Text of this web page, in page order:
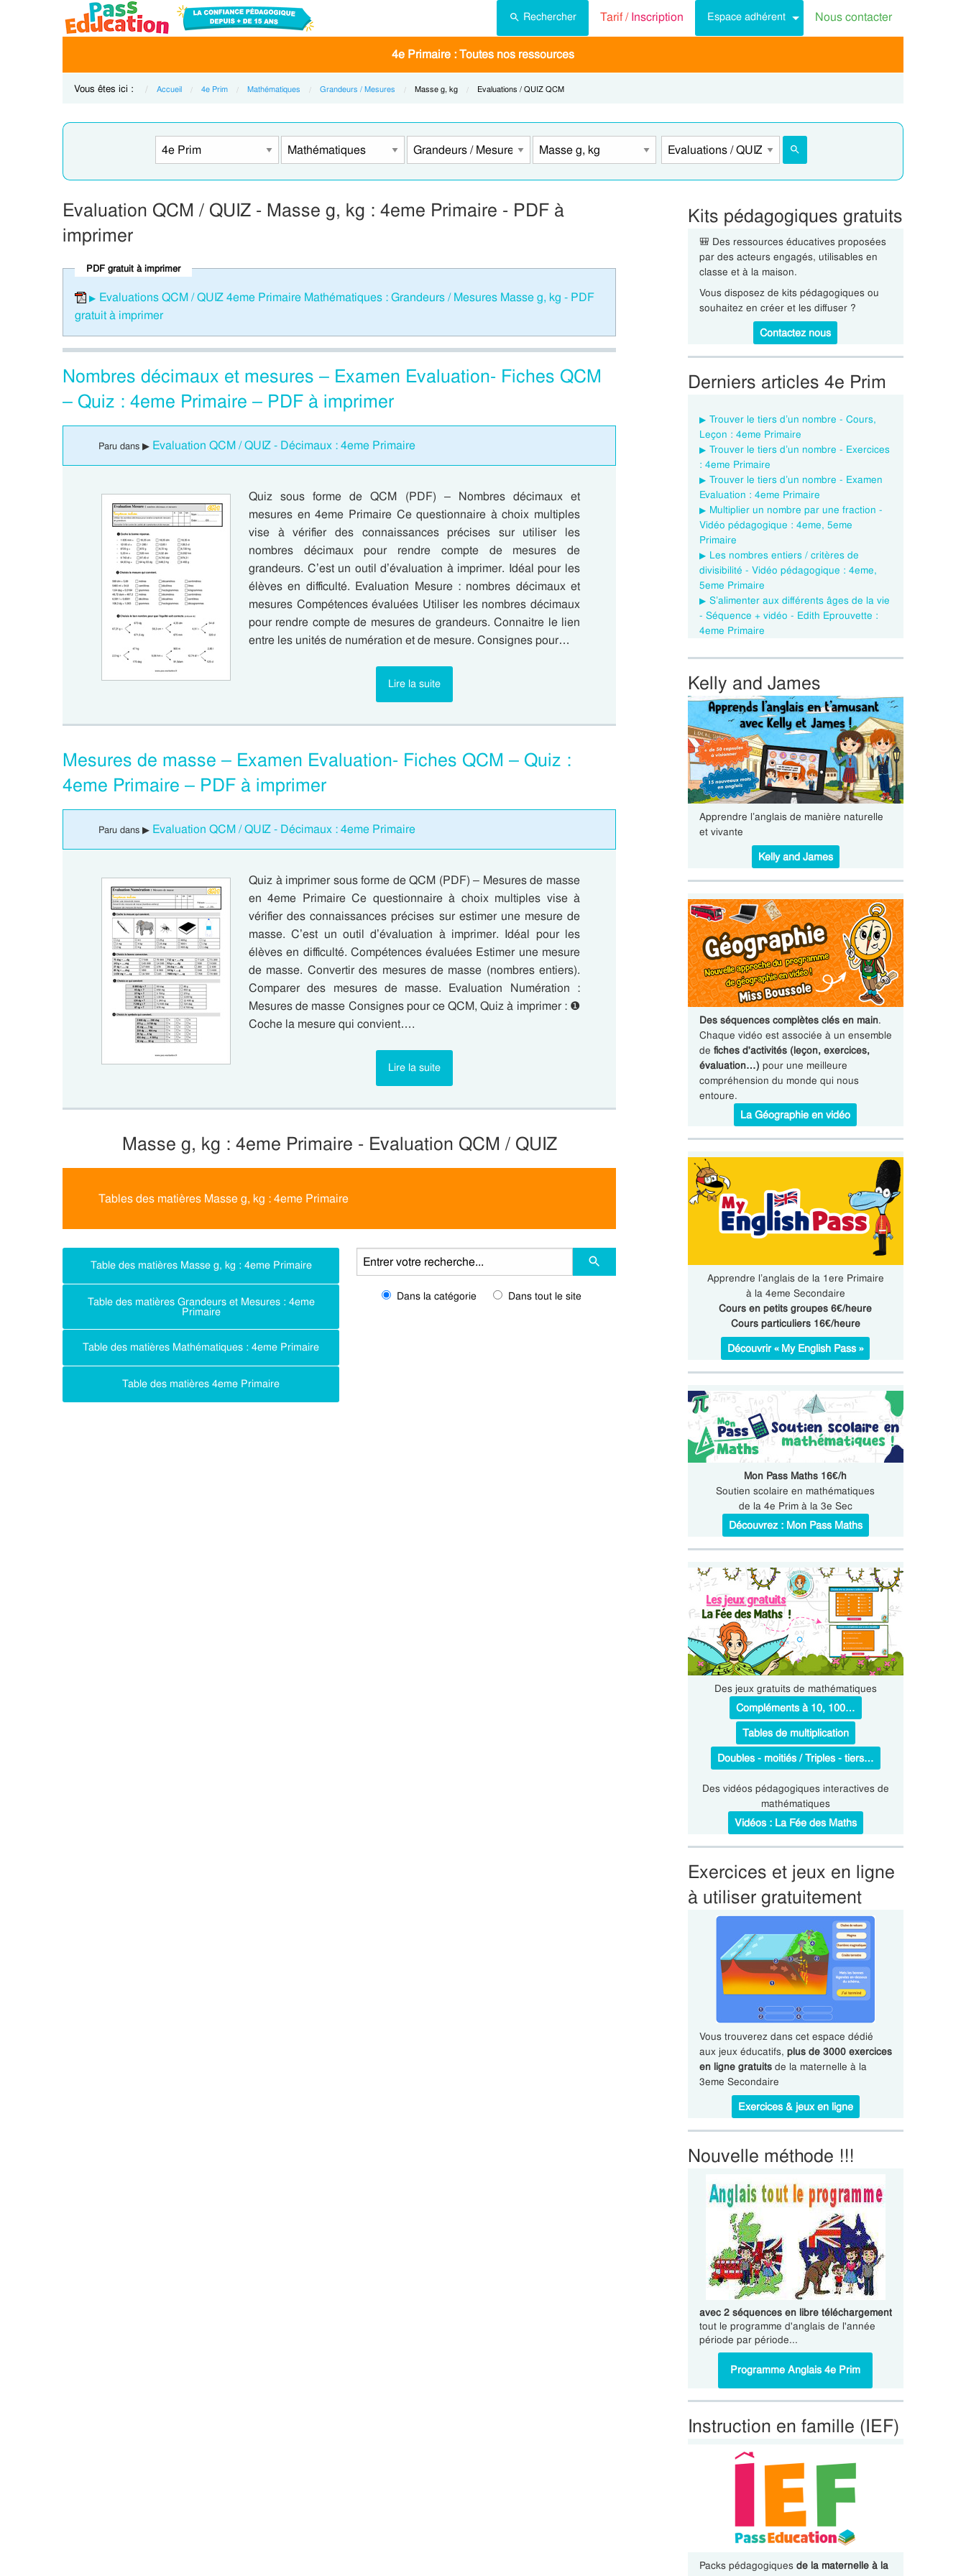
Rechercher Tarif /Inscription Espace adhérent Nous contacter
4e Primaire : Toutes nos ressources
Vous êtes ici : Accueil 4e Prim Mathématiques Grandeurs / Mesures Current:
Masse g, kg Current:
Evaluations / QUIZ QCM
Evaluation QCM / QUIZ - Masse g, kg : 4eme Primaire - PDF à
imprimer
PDF gratuit à imprimer
Evaluations QCM / QUIZ 4eme Primaire Mathématiques : Grandeurs / Mesures Masse g, kg - PDF
gratuit à imprimer
Nombres décimaux et mesures – Examen Evaluation- Fiches QCM
– Quiz : 4eme Primaire – PDF à imprimer
Paru dans ▶ Evaluation QCM / QUIZ - Décimaux : 4eme Primaire
Quiz sous forme de QCM (PDF) – Nombres décimaux et
mesures en 4eme Primaire Ce questionnaire à choix multiples
vise à vérifier des connaissances précises sur utiliser les
nombres décimaux pour rendre compte de mesures de
grandeurs. C’est un outil d’évaluation à imprimer. Idéal pour les
élèves en difficulté. Evaluation Mesure : nombres décimaux et
mesures Compétences évaluées Utiliser les nombres décimaux
pour rendre compte de mesures de grandeurs. Connaitre le lien
entre les unités de numération et de mesure. Consignes pour…
Lire la suite
Mesures de masse – Examen Evaluation- Fiches QCM – Quiz :
4eme Primaire – PDF à imprimer
Paru dans ▶ Evaluation QCM / QUIZ - Décimaux : 4eme Primaire
Quiz à imprimer sous forme de QCM (PDF) – Mesures de masse
en 4eme Primaire Ce questionnaire à choix multiples vise à
vérifier des connaissances précises sur estimer une mesure de
masse. C’est un outil d’évaluation à imprimer. Idéal pour les
élèves en difficulté. Compétences évaluées Estimer une mesure
de masse. Convertir des mesures de masse (nombres entiers).
Comparer des mesures de masse. Evaluation Numération :
Mesures de masse Consignes pour ce QCM, Quiz à imprimer : ❶
Coche la mesure qui convient….
Lire la suite
Masse g, kg : 4eme Primaire - Evaluation QCM / QUIZ
Tables des matières Masse g, kg : 4eme Primaire
Table des matières Masse g, kg : 4eme Primaire
Table des matières Grandeurs et Mesures : 4eme
Primaire
Table des matières Mathématiques : 4eme Primaire
Table des matières 4eme Primaire
Dans la catégorie Dans tout le site
Kits pédagogiques gratuits
🎒 Des ressources éducatives proposées
par des acteurs engagés, utilisables en
classe et à la maison.
Vous disposez de kits pédagogiques ou
souhaitez en créer et les diffuser ?
Contactez nous
Derniers articles 4e Prim
Trouver le tiers d’un nombre - Cours,
Leçon : 4eme Primaire
Trouver le tiers d’un nombre - Exercices
: 4eme Primaire
Trouver le tiers d’un nombre - Examen
Evaluation : 4eme Primaire
Multiplier un nombre par une fraction -
Vidéo pédagogique : 4eme, 5eme
Primaire
Les nombres entiers / critères de
divisibilité - Vidéo pédagogique : 4eme,
5eme Primaire
S’alimenter aux différents âges de la vie
- Séquence + vidéo - Edith Eprouvette :
4eme Primaire
Kelly and James
Apprendre l’anglais de manière naturelle
et vivante
Kelly and James
Des séquences complètes clés en main.
Chaque vidéo est associée à un ensemble
de fiches d'activités (leçon, exercices,
évaluation…) pour une meilleure
compréhension du monde qui nous
entoure.
La Géographie en vidéo
Apprendre l’anglais de la 1ere Primaire
à la 4eme Secondaire
Cours en petits groupes 6€/heure
Cours particuliers 16€/heure
Découvrir « My English Pass »
Mon Pass Maths 16€/h
Soutien scolaire en mathématiques
de la 4e Prim à la 3e Sec
Découvrez : Mon Pass Maths
Des jeux gratuits de mathématiques
Compléments à 10, 100…
Tables de multiplication
Doubles - moitiés / Triples - tiers…
Des vidéos pédagogiques interactives de
mathématiques
Vidéos : La Fée des Maths
Exercices et jeux en ligne
à utiliser gratuitement
Vous trouverez dans cet espace dédié
aux jeux éducatifs, plus de 3000 exercices
en ligne gratuitsde la maternelle à la
3eme Secondaire
Exercices & jeux en ligne
Nouvelle méthode !!!
avec 2 séquences en libre téléchargement
tout le programme d'anglais de l'année
période par période...
Programme Anglais 4e Prim
Instruction en famille (IEF)
Packs pédagogiques de la maternelle à la